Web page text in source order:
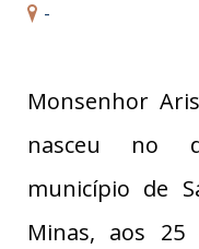
-
Monsenhor
nasceu no
município de
Minas, aos